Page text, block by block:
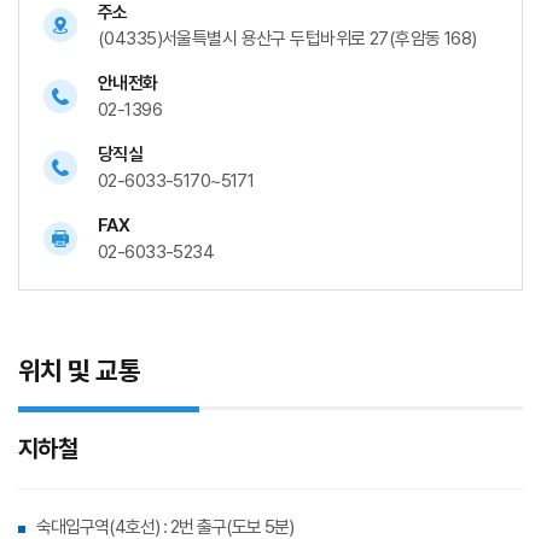
주소
(04335)서울특별시 용산구 두텁바위로 27(후암동 168)
안내전화
02-1396
당직실
02-6033-5170~5171
FAX
02-6033-5234
위치 및 교통
지하철
숙대입구역(4호선) : 2번 출구(도보 5분)